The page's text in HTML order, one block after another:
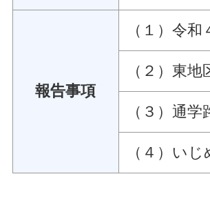
報告事項
（１）令
（２）東
（３）通
（４）い